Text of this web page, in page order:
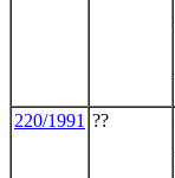
220/1991 ??